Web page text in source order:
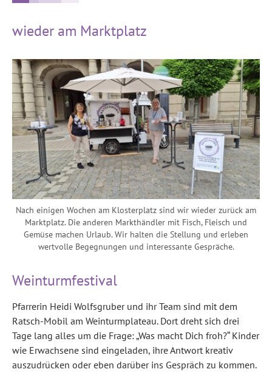
Nach einigen Wochen am Klosterplatz sind wir wieder zurück am
Marktplatz. Die anderen Markthändler mit Fisch, Fleisch und
Gemüse machen Urlaub. Wir halten die Stellung und erleben
wertvolle Begegnungen und interessante Gespräche.
wieder am Marktplatz
Weinturmfestival
Pfarrerin Heidi Wolfsgruber und ihr Team sind mit dem
Ratsch-Mobil am Weinturmplateau. Dort dreht sich drei
Tage lang alles um die Frage: „Was macht Dich froh?“ Kinder
wie Erwachsene sind eingeladen, ihre Antwort kreativ
auszudrücken oder eben darüber ins Gespräch zu kommen.